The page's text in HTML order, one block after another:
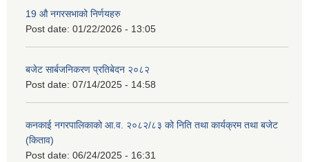
19 औ नगरसभाको निर्णयहरु
Post date: 01/22/2026 - 13:05
बजेट सार्बजनिकरण प्रतिबेदन २०८२
Post date: 07/14/2025 - 14:58
कनकाई नगरपालिकाको आ.व. २०८२/८३ को निति तथा कार्यक्रम तथा बजेट
(किताव)
Post date: 06/24/2025 - 16:31